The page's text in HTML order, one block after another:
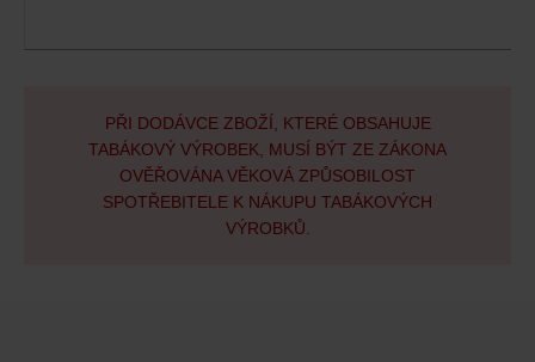
PŘI DODÁVCE ZBOŽÍ, KTERÉ OBSAHUJE
TABÁKOVÝ VÝROBEK, MUSÍ BÝT ZE ZÁKONA
OVĚŘOVÁNA VĚKOVÁ ZPŮSOBILOST
SPOTŘEBITELE K NÁKUPU TABÁKOVÝCH
VÝROBKŮ.